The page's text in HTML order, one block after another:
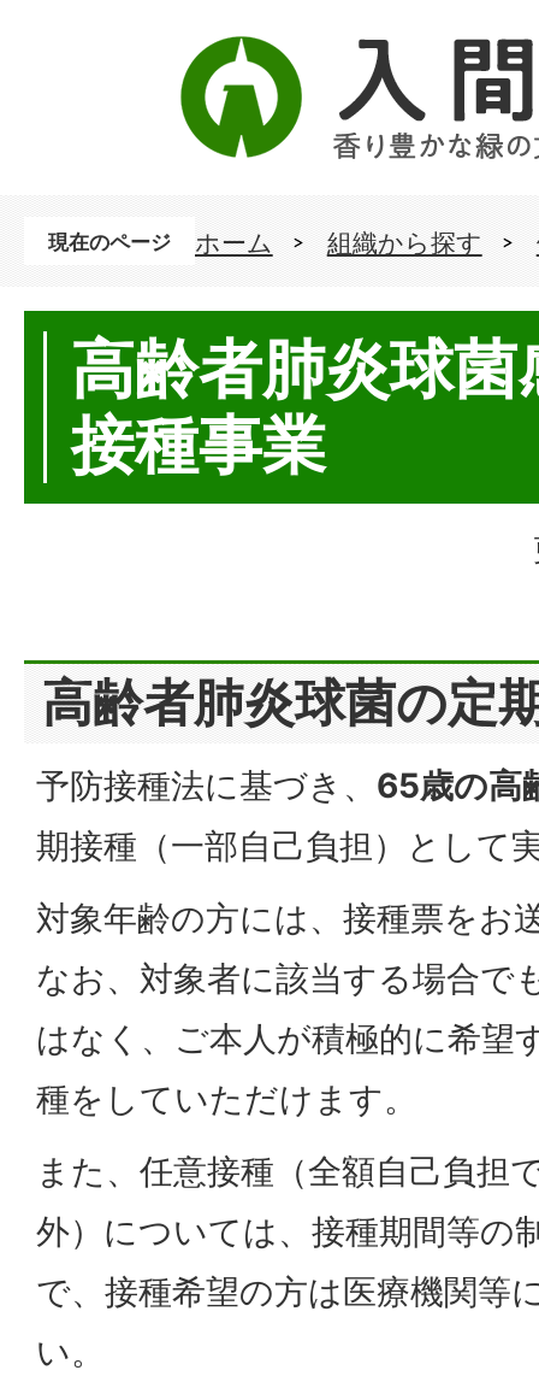
現在のページ ホーム 組織から探す
高齢者肺炎球
接種事業
高齢者肺炎球菌の定
予防接種法に基づき、 65歳の高
期接種（一部自己負担）として
対象年齢の方には、接種票をお
なお、対象者に該当する場合で
はなく、ご本人が積極的に希望
種をしていただけます。
また、任意接種（全額自己負担
外）については、接種期間等の
で、接種希望の方は医療機関等
い。